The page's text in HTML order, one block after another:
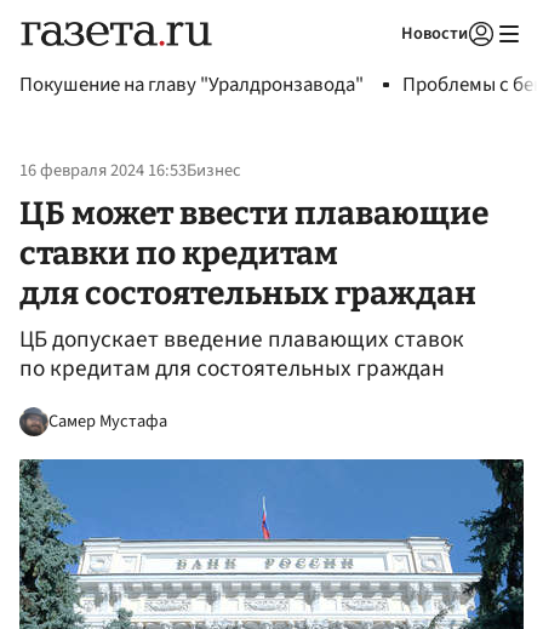
Новости
Покушение на главу "Уралдронзавода" Проблемы с
16 февраля 2024 16:53Бизнес
ЦБ может ввести плавающие
ставки по кредитам
для состоятельных граждан
ЦБ допускает введение плавающих ставок
по кредитам для состоятельных граждан
Самер Мустафа